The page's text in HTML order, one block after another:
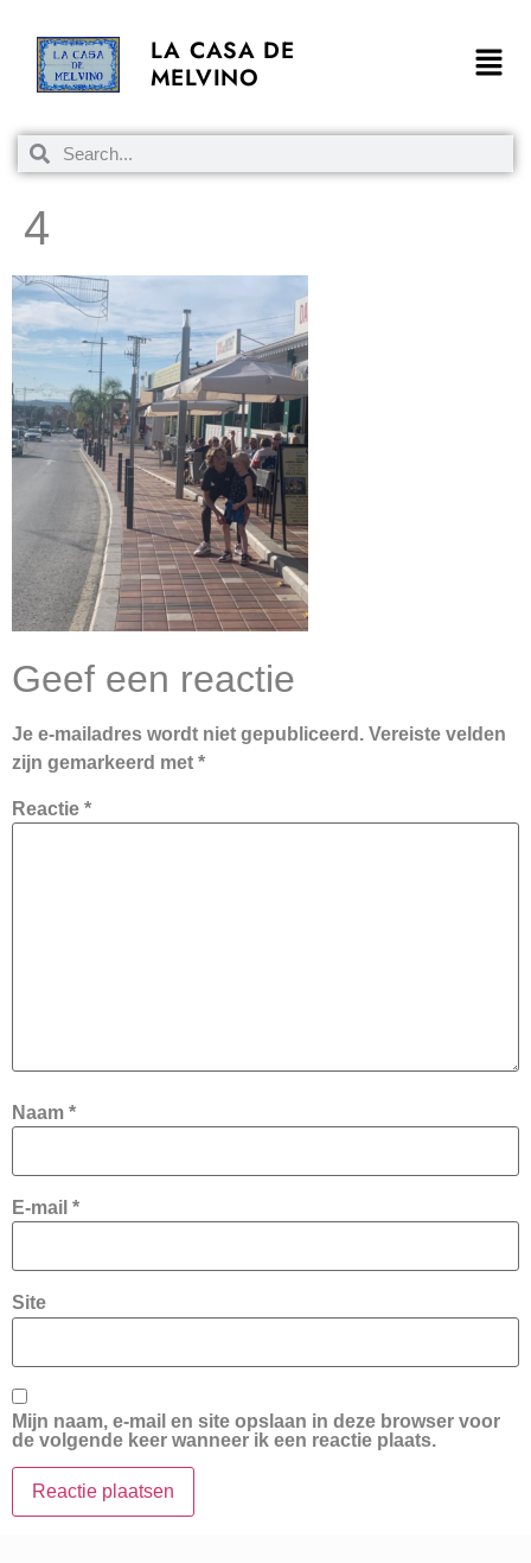
LA CASA DE
MELVINO
4
Geef een reactie
Je e-mailadres wordt niet gepubliceerd. Vereiste velden
zijn gemarkeerd met *
Reactie *
Naam *
E-mail *
Site
Mijn naam, e-mail en site opslaan in deze browser voor
de volgende keer wanneer ik een reactie plaats.